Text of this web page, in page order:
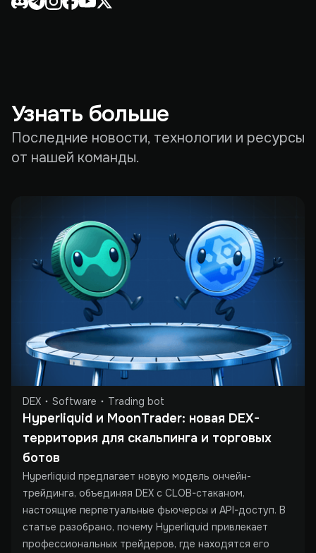
Узнать больше
Последние новости, технологии и ресурсы
от нашей команды.
DEX Software Trading bot
Hyperliquid и MoonTrader: новая DEX-
территория для скальпинга и торговых
ботов
Hyperliquid предлагает новую модель ончейн-
трейдинга, объединяя DEX с CLOB-стаканом,
настоящие перпетуальные фьючерсы и API-доступ. В
статье разобрано, почему Hyperliquid привлекает
профессиональных трейдеров, где находятся его